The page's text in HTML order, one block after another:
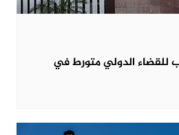
الدولي متورط في